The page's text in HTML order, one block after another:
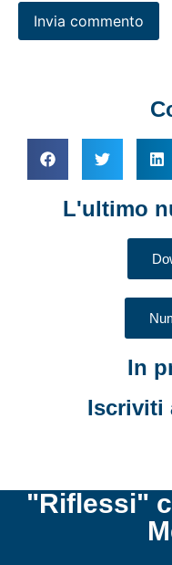
L'ultimo
In
Iscriviti
"Riflessi"